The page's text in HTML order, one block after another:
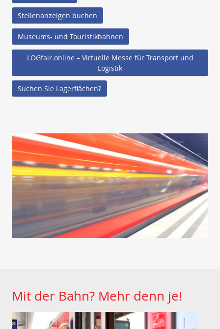
Stellenanzeigen buchen
Museums- und Touristikbahnen
LOGfair.online – Virtuelle Messe für Transport und
Logistik
Suchen Sie Lagerflächen?
Mit der Bahn? Mehr denn je!